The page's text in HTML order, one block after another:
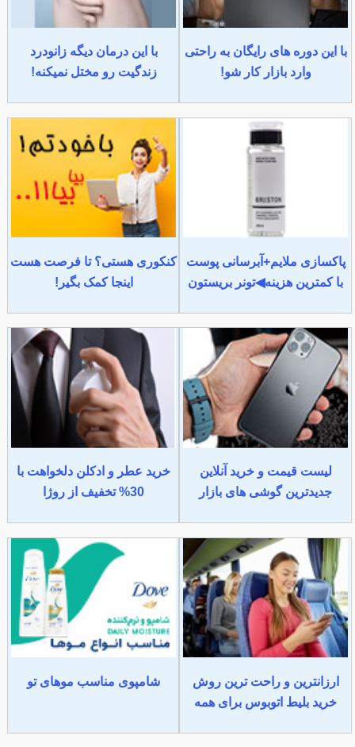
با این دوره های رایگان به راحتی
وارد بازار کار شو!
با این درمان دیگه زانودرد
زندگیت رو مختل نمیکنه!
پاکسازی ملایم+آبرسانی پوست
با کمترین هزینه◀تونر بریستون
کنکوری هستی؟ تا فرصت هست
اینجا کمک بگیر!
لیست قیمت و خرید آنلاین
جدیدترین گوشی های بازار
خرید عطر و ادکلن دلخواهت با
30% تخفیف از روژا
ارزانترین و راحت ترین روش
خرید بلیط اتوبوس برای همه
شامپوی مناسب موهای تو